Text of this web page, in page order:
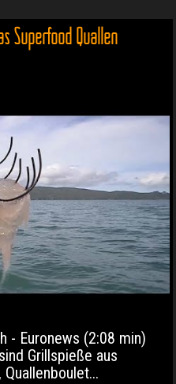
Superfood Quallen
- Euronews (2:08 min)
Grillspieße aus